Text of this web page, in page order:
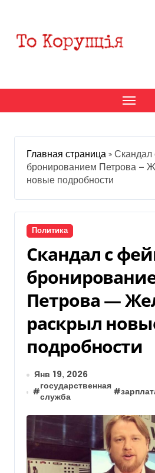
содержанию
Главная страница »
бронированием Петрова —
новые подробности
Политика
Скандал с
Петрова —
раскрыл
подробности
Янв 19, 2026
#
государственная
служба
#